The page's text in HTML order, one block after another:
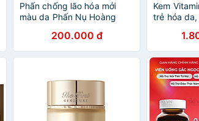
Phấn chống lão hóa mới
màu da Phấn Nụ Hoàng
200.000 đ
Kem
trẻ hóa
cream